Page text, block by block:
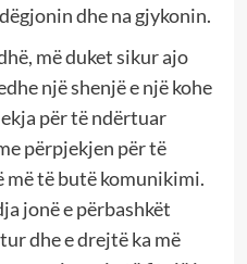
dhe na gjykonin.
më duket sikur ajo
një shenjë e një kohe
për të ndërtuar
përpjekjen për të
të butë komunikimi.
jonë e përbashkët
dhe e drejtë ka më